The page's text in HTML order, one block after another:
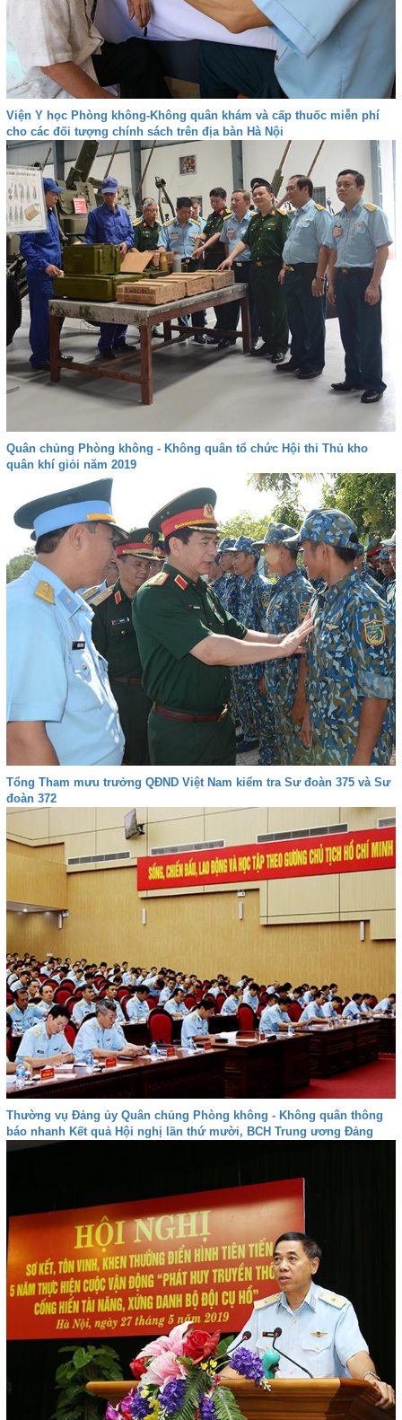
Viện Y học Phòng không-Không quân khám và cấp thuốc miễn phí
cho các đối tượng chính sách trên địa bàn Hà Nội
Quân chủng Phòng không - Không quân tổ chức Hội thi Thủ kho
quân khí giỏi năm 2019
Tổng Tham mưu trưởng QĐND Việt Nam kiểm tra Sư đoàn 375 và Sư
đoàn 372
Thường vụ Đảng ủy Quân chủng Phòng không - Không quân thông
báo nhanh Kết quả Hội nghị lần thứ mười, BCH Trung ương Đảng
(Khóa XII)